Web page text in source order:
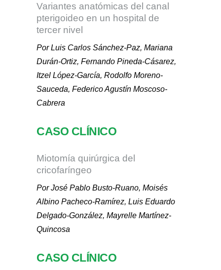
Variantes anatómicas del canal
pterigoideo en un hospital de
tercer nivel
Por Luis Carlos Sánchez-Paz, Mariana
Durán-Ortiz, Fernando Pineda-Cásarez,
Itzel López-García, Rodolfo Moreno-
Sauceda, Federico Agustín Moscoso-
Cabrera
CASO CLÍNICO
Miotomía quirúrgica del
cricofaríngeo
Por José Pablo Busto-Ruano, Moisés
Albino Pacheco-Ramírez, Luis Eduardo
Delgado-González, Mayrelle Martínez-
Quincosa
CASO CLÍNICO